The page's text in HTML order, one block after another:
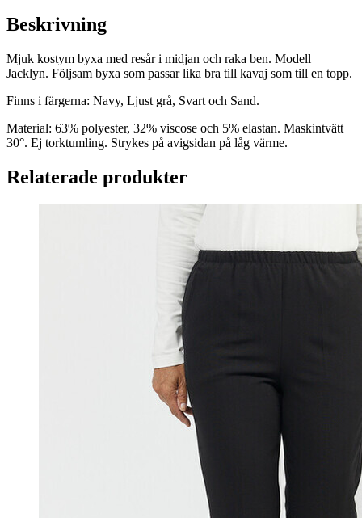
Beskrivning
Mjuk kostym byxa med resår i midjan och raka ben. Modell
Jacklyn. Följsam byxa som passar lika bra till kavaj som till en topp.
Finns i färgerna: Navy, Ljust grå, Svart och Sand.
Material: 63% polyester, 32% viscose och 5% elastan. Maskintvätt
30°. Ej torktumling. Strykes på avigsidan på låg värme.
Relaterade produkter